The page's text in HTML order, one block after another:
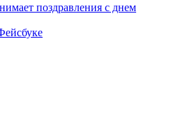
поздравления с днем